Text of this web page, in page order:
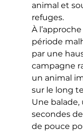
animal et
refuges.
À
période
par une
campagne
un animal
sur le long
Une
secondes
de pouce